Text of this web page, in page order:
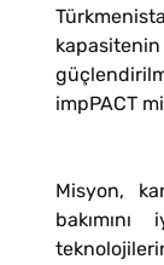
impPACT
Misyon,